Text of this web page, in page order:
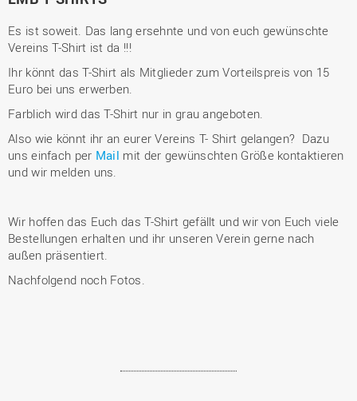
Es ist soweit. Das lang ersehnte und von euch gewünschte
Vereins T-Shirt ist da !!!
Ihr könnt das T-Shirt als Mitglieder zum Vorteilspreis von 15
Euro bei uns erwerben.
Farblich wird das T-Shirt nur in grau angeboten.
Also wie könnt ihr an eurer Vereins T- Shirt gelangen? Dazu
uns einfach per Mail mit der gewünschten Größe kontaktieren
und wir melden uns.
Wir hoffen das Euch das T-Shirt gefällt und wir von Euch viele
Bestellungen erhalten und ihr unseren Verein gerne nach
außen präsentiert.
Nachfolgend noch Fotos.